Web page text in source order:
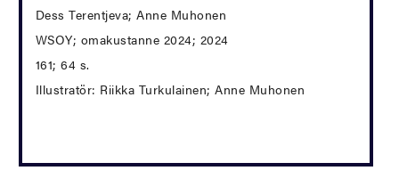
Dess Terentjeva; Anne Muhonen
WSOY; omakustanne 2024; 2024
161; 64 s.
Illustratör: Riikka Turkulainen; Anne Muhonen